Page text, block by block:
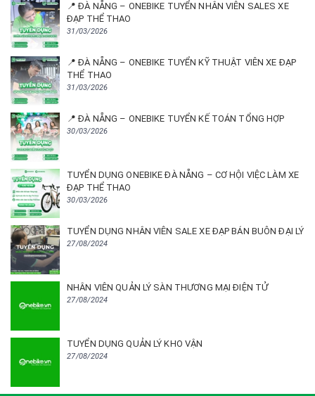
📍 ĐÀ NẴNG – ONEBIKE TUYỂN NHÂN VIÊN SALES XE
ĐẠP THỂ THAO
31/03/2026
📍 ĐÀ NẴNG – ONEBIKE TUYỂN KỸ THUẬT VIÊN XE ĐẠP
THỂ THAO
31/03/2026
📍 ĐÀ NẴNG – ONEBIKE TUYỂN KẾ TOÁN TỔNG HỢP
30/03/2026
TUYỂN DỤNG ONEBIKE ĐÀ NẴNG – CƠ HỘI VIỆC LÀM XE
ĐẠP THỂ THAO
30/03/2026
TUYỂN DỤNG NHÂN VIÊN SALE XE ĐẠP BÁN BUÔN ĐẠI LÝ
27/08/2024
NHÂN VIÊN QUẢN LÝ SÀN THƯƠNG MẠI ĐIỆN TỬ
27/08/2024
TUYỂN DỤNG QUẢN LÝ KHO VẬN
27/08/2024